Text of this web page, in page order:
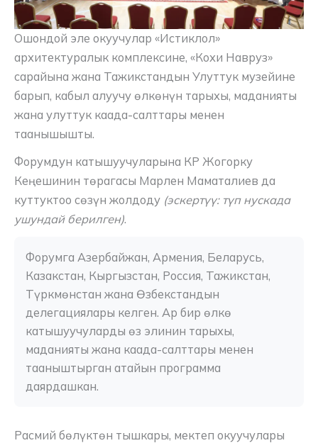
Ошондой эле окуучулар «Истиклол»
архитектуралык комплексине, «Кохи Навруз»
сарайына жана Тажикстандын Улуттук музейине
барып, кабыл алуучу өлкөнүн тарыхы, маданияты
жана улуттук каада-салттары менен
таанышышты.
Форумдун катышуучуларына КР Жогорку
Кеңешинин төрагасы Марлен Маматалиев да
куттуктоо сөзүн жолдоду (эскертүү: түп нускада
ушундай берилген).
Форумга Азербайжан, Армения, Беларусь,
Казакстан, Кыргызстан, Россия, Тажикстан,
Түркмөнстан жана Өзбекстандын
делегациялары келген. Ар бир өлкө
катышуучуларды өз элинин тарыхы,
маданияты жана каада-салттары менен
тааныштырган атайын программа
даярдашкан.
Расмий бөлүктөн тышкары, мектеп окуучулары